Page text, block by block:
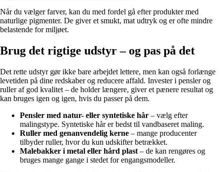
Når du vælger farver, kan du med fordel gå efter produkter med
naturlige pigmenter. De giver et smukt, mat udtryk og er ofte mindre
belastende for miljøet.
Brug det rigtige udstyr – og pas på det
Det rette udstyr gør ikke bare arbejdet lettere, men kan også forlænge
levetiden på dine redskaber og reducere affald. Invester i pensler og
ruller af god kvalitet – de holder længere, giver et pænere resultat og
kan bruges igen og igen, hvis du passer på dem.
Pensler med natur- eller syntetiske hår – vælg efter
malingstype. Syntetiske hår er bedst til vandbaseret maling.
Ruller med genanvendelig kerne – mange producenter
tilbyder ruller, hvor du kun udskifter betrækket.
Malebakker i metal eller hård plast – de kan rengøres og
bruges mange gange i stedet for engangsmodeller.